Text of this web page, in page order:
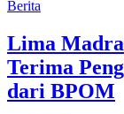
Berita
Lima
Terima
dari BPOM